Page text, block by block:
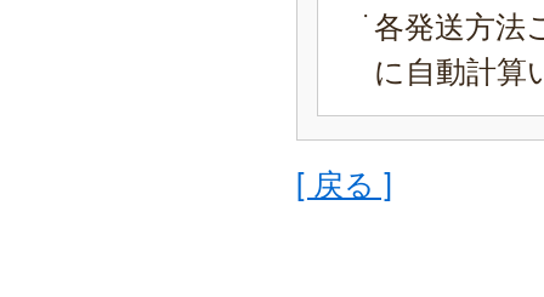
各発送方法
に自動計算
[ 戻る ]